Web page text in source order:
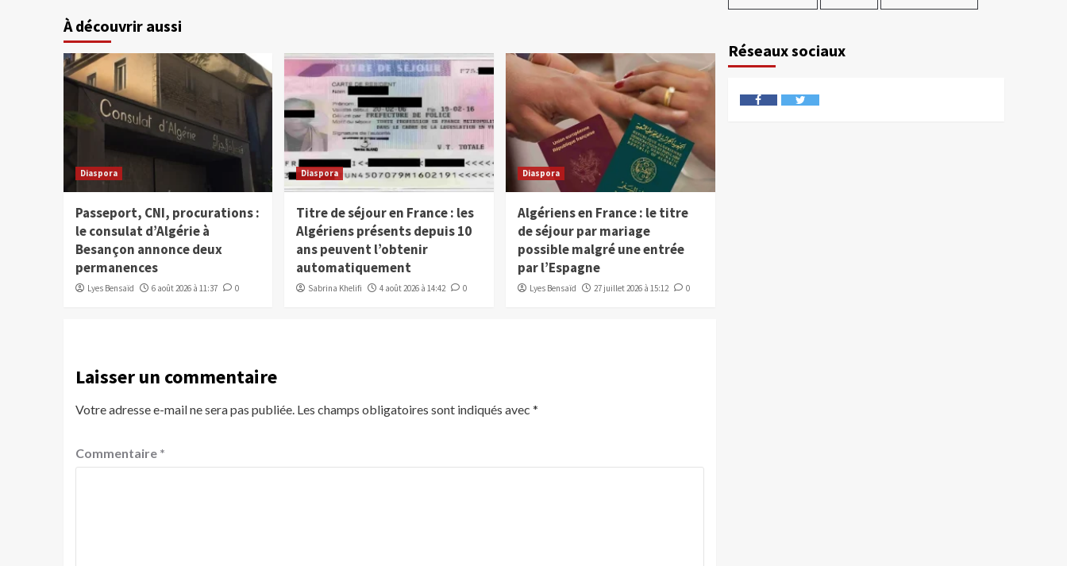
À découvrir aussi
Diaspora
Passeport, CNI, procurations :
le consulat d’Algérie à
Besançon annonce deux
permanences
Lyes Bensaïd 6 août 2026 à 11:37 0
Diaspora
Titre de séjour en France : les
Algériens présents depuis 10
ans peuvent l’obtenir
automatiquement
Sabrina Khelifi 4 août 2026 à 14:42 0
Diaspora
Algériens en France : le titre
de séjour par mariage
possible malgré une entrée
par l’Espagne
Lyes Bensaïd 27 juillet 2026 à 15:12 0
Laisser un commentaire
Votre adresse e-mail ne sera pas publiée. Les champs obligatoires sont indiqués avec *
Commentaire *
Réseaux sociaux